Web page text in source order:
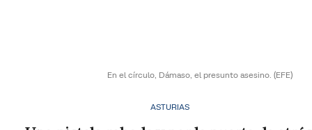
En el círculo, Dámaso, el presunto asesino. (EFE)
ASTURIAS